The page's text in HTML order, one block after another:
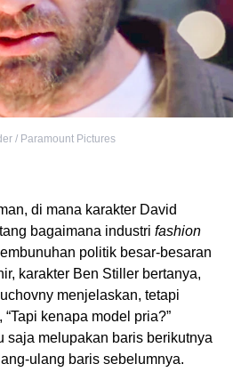
/ Paramount Pictures
di mana karakter David
bagaimana industri fashion
politik besar-besaran
karakter Ben Stiller bertanya,
menjelaskan, tetapi
kenapa model pria?”
saja melupakan baris berikutnya
ulang baris sebelumnya.